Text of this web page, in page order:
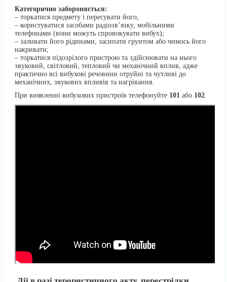
Категорично забороняється:
– торкатися предмету і пересувати його;
– користуватися засобами радіозв’язку, мобільними
телефонами (вони можуть спровокувати вибух);
– заливати його рідинами, засипати грунтом або чимось його
накривати;
– торкатися підозрілого пристрою та здійснювати на нього
звуковий, світловий, тепловий чи механічний вплив, адже
практично всі вибухові речовини отруйні та чутливі до
механічних, звукових впливів та нагрівання.
При виявленні вибухових пристроїв телефонуйте 101 або 102.